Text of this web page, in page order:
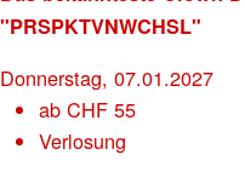
"PRSPKTVNWCHSL"
Donnerstag, 07.01.2027
abCHF 55
Verlosung